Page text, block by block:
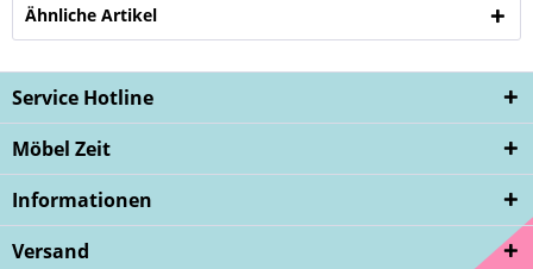
Ähnliche Artikel
Service Hotline
Möbel Zeit
Informationen
Versand